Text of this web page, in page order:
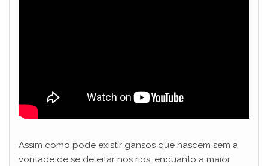
Assim como pode existir gansos que nascem sem a
vontade de se deleitar nos rios, enquanto a maior